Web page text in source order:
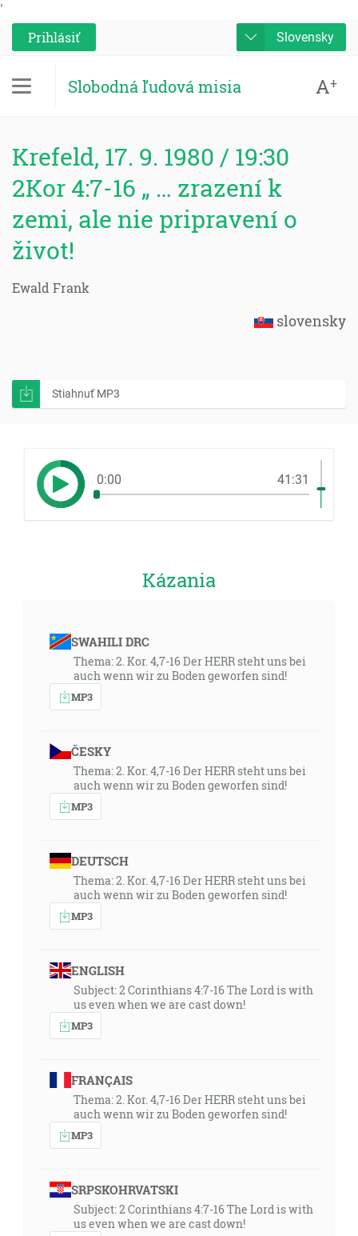
'
Prihlásiť
Slovensky
Slobodná ľudová misia A+
Krefeld, 17. 9. 1980 / 19:30
2Kor 4:7-16 „ … zrazení k
zemi, ale nie pripravení o
život!
Ewald Frank
slovensky
Stiahnuť MP3
0:00 41:31
Kázania
SWAHILI DRC
Thema: 2. Kor. 4,7-16 Der HERR steht uns bei
auch wenn wir zu Boden geworfen sind!
MP3
ČESKY
Thema: 2. Kor. 4,7-16 Der HERR steht uns bei
auch wenn wir zu Boden geworfen sind!
MP3
DEUTSCH
Thema: 2. Kor. 4,7-16 Der HERR steht uns bei
auch wenn wir zu Boden geworfen sind!
MP3
ENGLISH
Subject: 2 Corinthians 4:7-16 The Lord is with
us even when we are cast down!
MP3
FRANÇAIS
Thema: 2. Kor. 4,7-16 Der HERR steht uns bei
auch wenn wir zu Boden geworfen sind!
MP3
SRPSKOHRVATSKI
Subject: 2 Corinthians 4:7-16 The Lord is with
us even when we are cast down!